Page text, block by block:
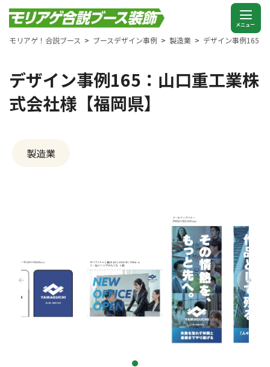
モリアゲ！合説ブース ブースデザイン事例 製造業 デザイン事例165：
デザイン事例165：山口重工業株
式会社様【福岡県】
製造業